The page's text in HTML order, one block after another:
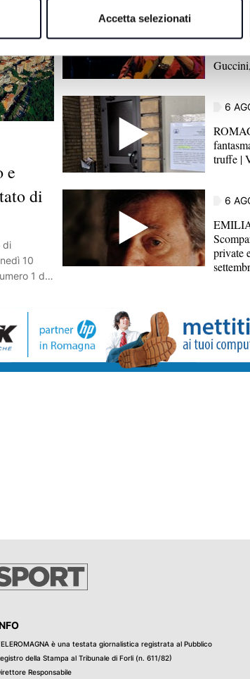
Accetta selezionati
e
di
di
10
1 del
limitazioni
da
spiega in
-
azione
la
affrontare
i
6
truffe |
6
private
è una testata giornalistica registrata al Pubblico
della Stampa al Tribunale di Forli (n. 611/82)
Responsabile